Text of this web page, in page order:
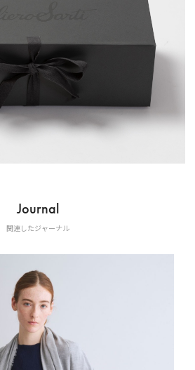
Journal
関連したジャーナル